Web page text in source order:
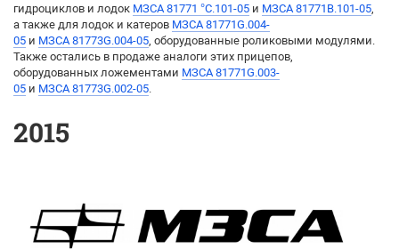
гидроциклов и лодок МЗСА 81771 °C.101-05 и МЗСА 81771B.101-05
а также для лодок и катеров МЗСА 81771G.004-
05 и МЗСА 81773G.004-05 , оборудованные роликовыми модулями.
Также остались в продаже аналоги этих прицепов,
оборудованных ложементами МЗСА 81771G.003-
05 и МЗСА 81773G.002-05
2015